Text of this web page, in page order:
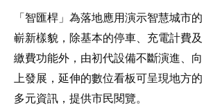
「智匯桿」為落地應用演示智慧城市的
嶄新樣貌，除基本的停車、充電計費及
繳費功能外，由初代設備不斷演進、向
上發展，延伸的數位看板可呈現地方的
多元資訊，提供市民閱覽。